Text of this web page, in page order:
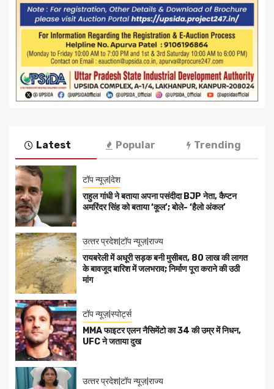
Latest Popular Trending
टॉप न्यूज़|देश
राहुल गांधी ने बताया अपना पसंदीदा BJP नेता, कैप्टन
अमरिंदर सिंह को बताया ‘कूल’; बोले- ‘हैलो अंकल’
उत्‍तर प्रदेश|टॉप न्यूज़|राज्य
रायबरेली में अधूरी सड़क बनी मुसीबत, 80 लाख की लागत
के बावजूद बारिश में जलभराव; निर्माण पूरा कराने की उठी
मांग
टॉप न्यूज़|स्पोर्ट्स
MMA फाइटर एलन नैसिमेंटो का 34 की उम्र में निधन,
UFC ने जताया दुख
उत्‍तर प्रदेश|टॉप न्यूज़|राज्य